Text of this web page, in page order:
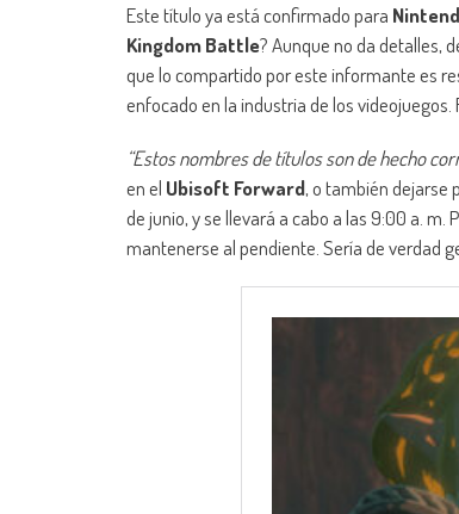
Este título ya está confirmado para
Kingdom Battle? Aunque no da detalles,
que lo compartido por este informante es
enfocado en la industria de los videojuegos.
“Estos nombres de títulos son de hecho
en el Ubisoft Forward, o también dejarse
de junio, y se llevará a cabo a las 9:00 a. m.
mantenerse al pendiente. Sería de verdad